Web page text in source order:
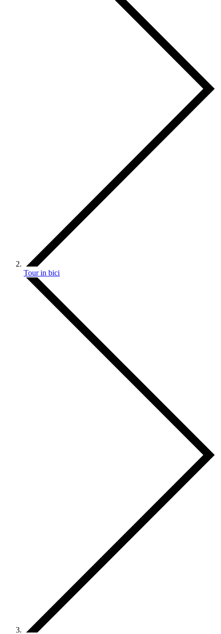
Tour in bici